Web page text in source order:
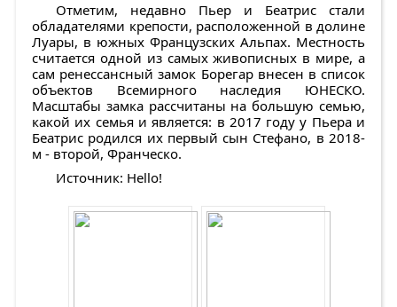
Отметим, недавно Пьер и Беатрис стали
обладателями крепости, расположенной в долине
Луары, в южных Французских Альпах. Местность
считается одной из самых живописных в мире, а
сам ренессансный замок Борегар внесен в список
объектов Всемирного наследия ЮНЕСКО.
Масштабы замка рассчитаны на большую семью,
какой их семья и является: в 2017 году у Пьера и
Беатрис родился их первый сын Стефано, в 2018-
м - второй, Франческо.
Источник: Hello!